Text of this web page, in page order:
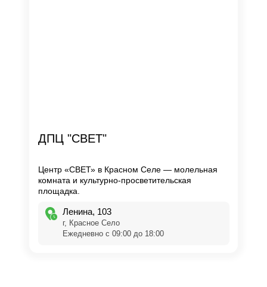
ДПЦ "СВЕТ"
Центр «СВЕТ» в Красном Селе — молельная
комната и культурно-просветительская
площадка.
Ленина, 103
г, Красное Село
Ежедневно с 09:00 до 18:00